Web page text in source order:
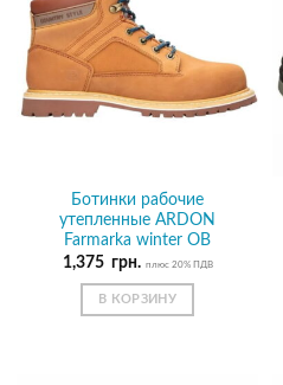
Ботинки рабочие
утепленные ARDON
Farmarka winter OB
1,375 грн. плюс 20% ПДВ
В КОРЗИНУ